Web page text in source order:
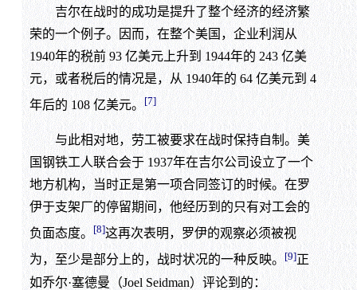
吉尔在战时的成功是提升了整个经济的经济繁
荣的一个例子。因而，在整个美国，企业利润从
1940年的税前 93 亿美元上升到 1944年的 243 亿美
元，或者税后的情况是，从 1940年的 64 亿美元到 4
年后的 108 亿美元。 [7]
与此相对地，劳工被要求在战时保持自制。美
国钢铁工人联合会于 1937年在吉尔公司设立了一个
地方机构，当时正是第一项合同签订的时候。在罗
伊于支架厂的停留期间，他经历到的只有对工会的
负面态度。
[8]这再次表明，罗伊的观察必须被视
为，至少是部分上的，战时状况的一种反映。 [9]正
如乔尔·塞德曼（Joel Seidman）评论到的：